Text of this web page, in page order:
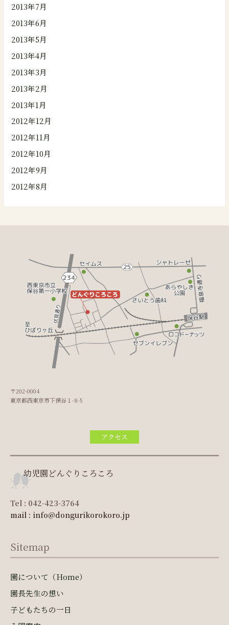
2013年7月
2013年6月
2013年5月
2013年4月
2013年3月
2013年2月
2013年1月
2012年12月
2012年11月
2012年10月
2012年9月
2012年8月
〒202-0004
東京都西東京市下保谷１-8-5
アクセス
幼児園どんぐりころころ
Tel : 042-423-3764
mail : info@dongurikorokoro.jp
Sitemap
園について（Home）
園長先生の想い
子どもたちの一日